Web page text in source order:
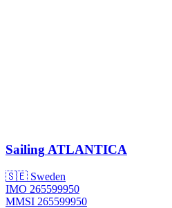
SailingATLANTICA
🇸🇪 Sweden
IMO 265599950
MMSI 265599950